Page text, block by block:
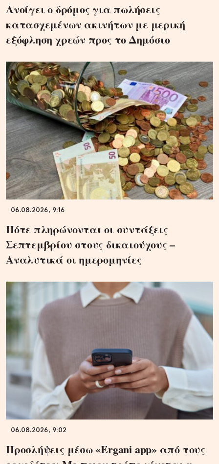
Ανοίγει ο δρόμος για πωλήσεις
κατασχεμένων ακινήτων με μερική
εξόφληση χρεών προς το Δημόσιο
06.08.2026, 9:16
Πότε πληρώνονται οι συντάξεις
Σεπτεμβρίου στους δικαιούχους –
Αναλυτικά οι ημερομηνίες
06.08.2026, 9:02
Προσλήψεις μέσω «Ergani app» από τους